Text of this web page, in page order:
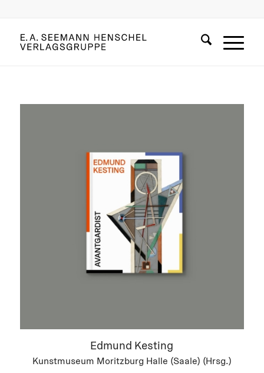
Edmund Kesting
Kunstmuseum Moritzburg Halle (Saale) (Hrsg.)